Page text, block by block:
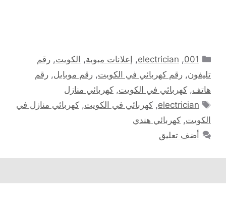
التصنيفات
001
,
electrician
, إعلانات مبوبة, الكويت,رقم
تليفون, رقم كهربائي في الكويت, رقم موبايل, رقم
هاتف, كهربائي في الكويت, كهربائي منازل
الوسوم
electrician
,كهربائي في الكويت,كهربائي منازل في
الكويت, كهربائي هندي
أضف تعليق